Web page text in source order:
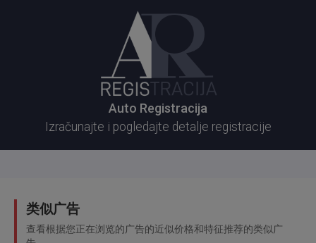
Auto Registracija
Izračunajte i pogledajte detalje registracije
类似广告
查看根据您正在浏览的广告的近似价格和特征推荐的类似广